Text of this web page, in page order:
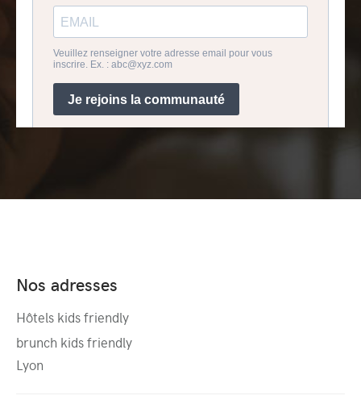
Nos adresses
Hôtels kids friendly
brunch kids friendly
Lyon